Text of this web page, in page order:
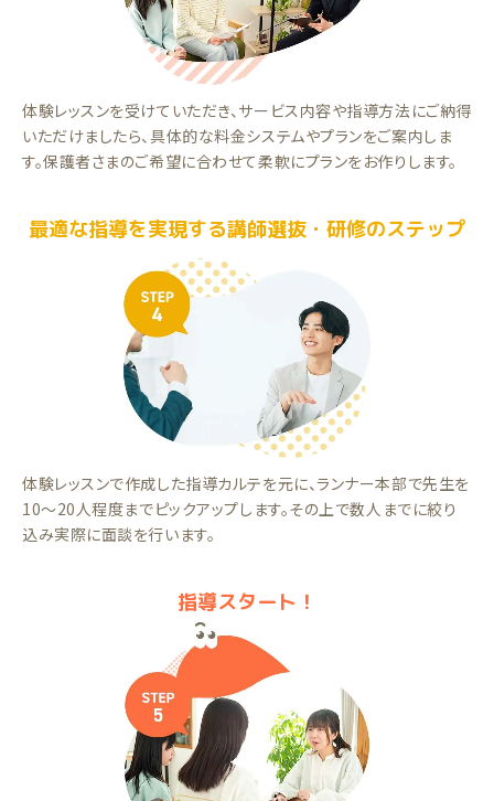
体験レッスンを受けていただき、サービス内容や指導方法にご納得
いただけましたら、具体的な料金システムやプランをご案内しま
す。保護者さまのご希望に合わせて柔軟にプランをお作りします。
最適な指導を実現する講師選抜・研修のステップ
体験レッスンで作成した指導カルテを元に、ランナー本部で先生を
10～20人程度までピックアップします。その上で数人までに絞り
込み実際に面談を行います。
指導スタート！